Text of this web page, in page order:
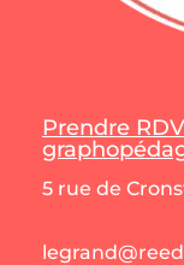
Prendre
5 rue de